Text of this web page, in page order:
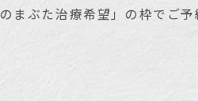
まぶた治療希望」の枠でご予